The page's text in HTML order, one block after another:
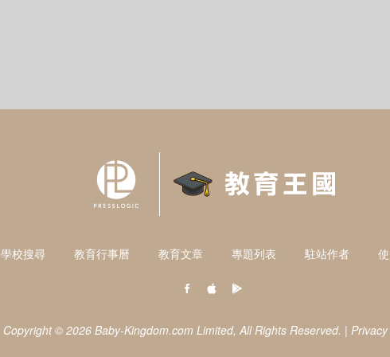
學校搜尋 教育行事曆 教育文章 專題列表 駐站作者
Copyright © 2026 Baby-Kingdom.com Limited, All Rights Reserved. |